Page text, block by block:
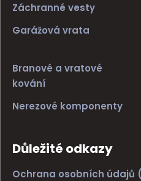
Záchranné vesty
Garážová vrata
Branové a vratové
kování
Nerezové komponenty
Důležité odkazy
Ochrana osobních údajů